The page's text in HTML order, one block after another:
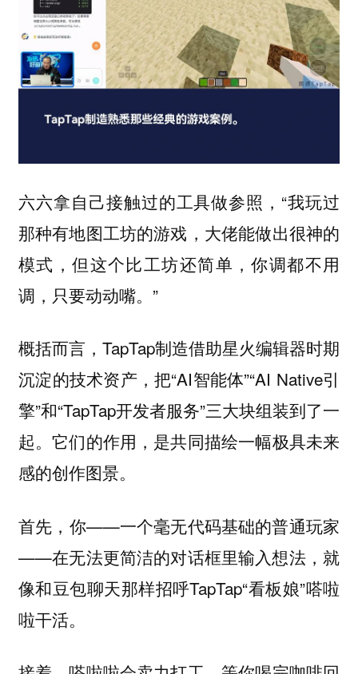
六六拿自己接触过的工具做参照，“我玩过
那种有地图工坊的游戏，大佬能做出很神的
模式，但这个比工坊还简单，你调都不用
调，只要动动嘴。”
概括而言，TapTap制造借助星火编辑器时期
沉淀的技术资产，把“AI智能体”“AI Native引
擎”和“TapTap开发者服务”三大块组装到了一
起。它们的作用，是共同描绘一幅极具未来
感的创作图景。
首先，你——一个毫无代码基础的普通玩家
——在无法更简洁的对话框里输入想法，就
像和豆包聊天那样招呼TapTap“看板娘”嗒啦
啦干活。